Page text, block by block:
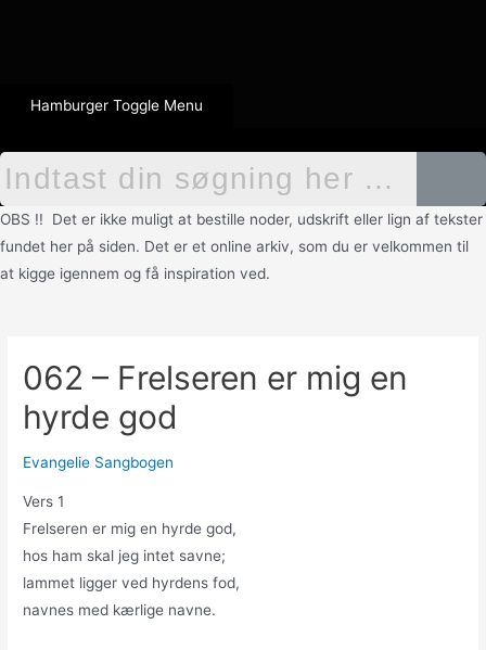
Hamburger Toggle Menu
OBS !! Det er ikke muligt at bestille noder, udskrift eller lign af tekster
fundet her på siden. Det er et online arkiv, som du er velkommen til
at kigge igennem og få inspiration ved.
062 – Frelseren er mig en
hyrde god
Evangelie Sangbogen
Vers 1
Frelseren er mig en hyrde god,
hos ham skal jeg intet savne;
lammet ligger ved hyrdens fod,
navnes med kærlige navne.